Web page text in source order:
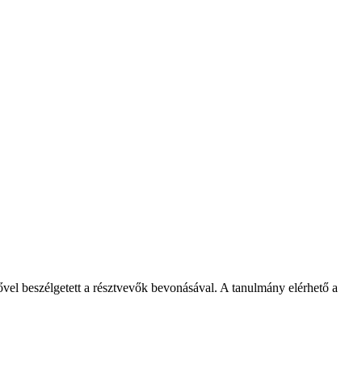
beszélgetett a résztvevők bevonásával. A tanulmány elérhető a